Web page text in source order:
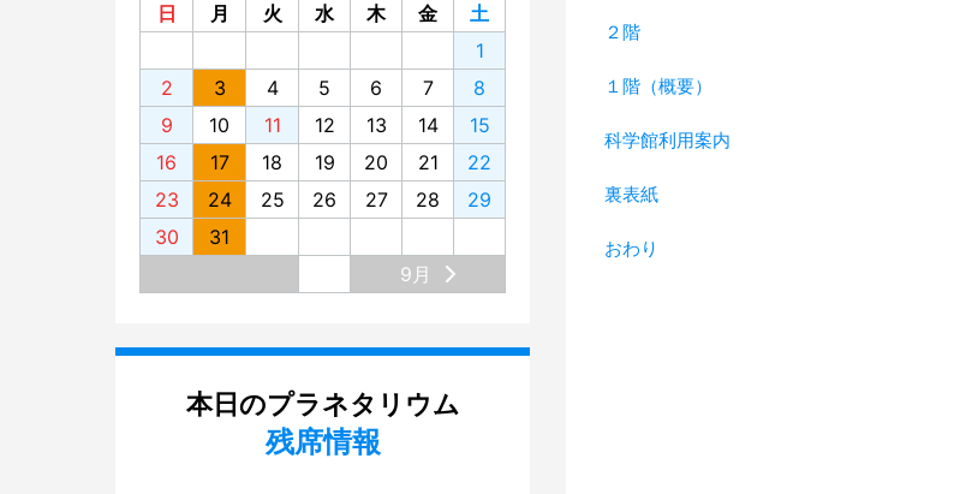
２階
１階（概要）
科学館利用案内
裏表紙
おわり
日 月 火 水 木 金
土
1
2
3 4 5 6 7
8
9
10 11 12 13 14
15
16
17 18 19 20 21
22
23
24 25 26 27 28
29
30
31
9月
本日のプラネタリウム
残席情報